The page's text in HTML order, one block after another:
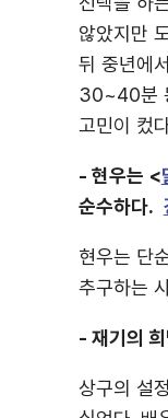
않았지만
뒤 중년에
30~40분
고민이 컸
- 현우는 <
순수하다.
현우는 단
추구하는
- 재기의
상구의 설